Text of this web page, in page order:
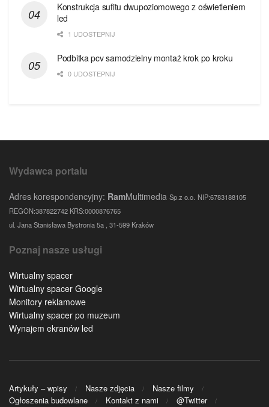
Konstrukcja sufitu dwupoziomowego z oświetleniem
led
1 UDOSTEPNIJ
Podbitka pcv samodzielny montaż krok po kroku
0 UDOSTEPNIJ
Wydawca portalu
Adres korespondencyjny: RamMultimedia Sp.z o.o. NIP:6783188105
REGON:387822742 KRS:0000876765
ul. Jana Stanisława Bystronia 5a , 31-599 Kraków
Poznaj nasze usługi
Wirtualny spacer
Wirtualny spacer Google
Monitory reklamowe
Wirtualny spacer po muzeum
Wynajem ekranów led
Artykuły – wpisy Nasze zdjęcia
Nasze filmy
Ogłoszenia budowlane
Kontakt z nami
@Twitter